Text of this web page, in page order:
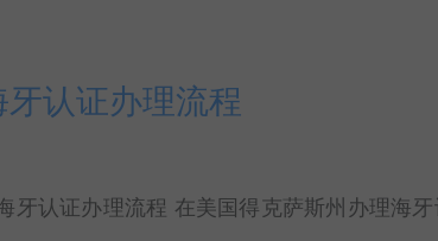
认证办理流程
牙认证办理流程 在美国得克萨斯州办理海